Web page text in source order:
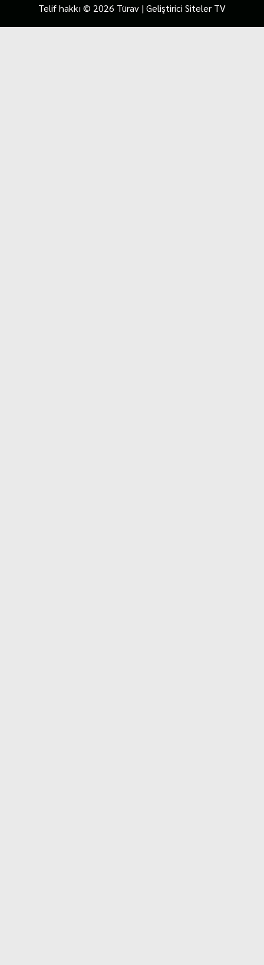
Telif hakkı © 2026 Türav | Geliştirici Siteler TV